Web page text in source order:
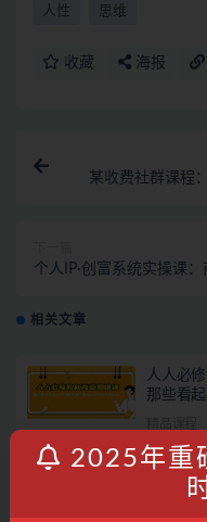
人性 思维
收藏 海报
某收费社群课程
个人IP·创富系统实操课
相关文章
人人必
那些看
娱乐型
例分析+
2025年重